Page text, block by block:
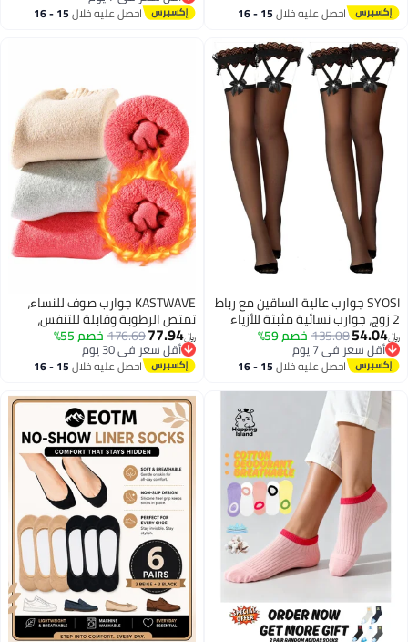
احصل عليه خلال 15 - 16 منخفضة القطع قطن (3 أزواج)
أقل سعر في 7 يوماحصل عليه خلال 15 - 16
SYOSI جوارب عالية الساقين مع رباط
2 زوج، جوارب نسائية مثبتة للأزياء
التنكرية والمناسبات اليومية
﷼‏54.04
135.08خصم 59%
أقل سعر في 7 يوم
أقل سعر في 7 يوماحصل عليه خلال 15 - 16
KASTWAVE جوارب صوف للنساء،
تمتص الرطوبة وقابلة للتنفس،
جوارب بوت مريحة، 3 أزواج من جوارب
سميكة دافئة شتوية مصنوعة من
﷼‏77.94
176.69خصم 55%
أقل سعر في 30 يوم
أقل سعر في 30 يوماحصل عليه خلال 15 - 16